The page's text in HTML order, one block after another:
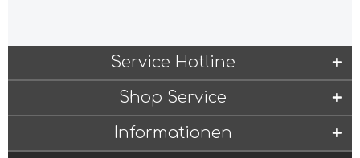
Service Hotline
Shop Service
Informationen